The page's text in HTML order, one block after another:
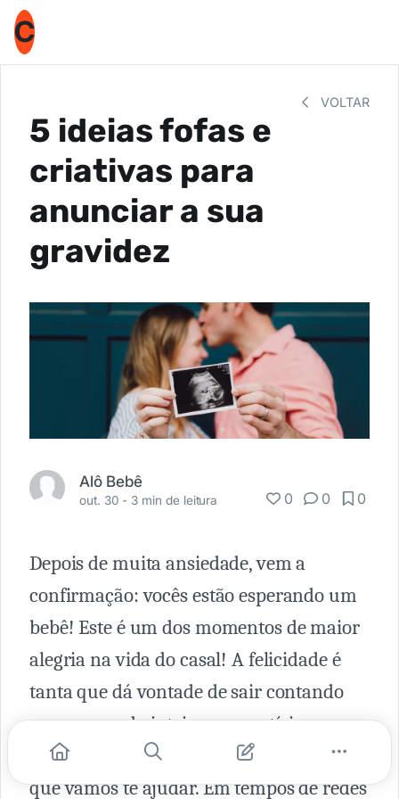
C
VOLTAR
5 ideias fofas e
criativas para
anunciar a sua
gravidez
Alô Bebê
out. 30 - 3 min de leitura 0 0 0
Depois de muita ansiedade, vem a
confirmação: vocês estão esperando um
bebê! Este é um dos momentos de maior
alegria na vida do casal! A felicidade é
tanta que dá vontade de sair contando
para o mundo inteiro essa notícia
maravilhosa! E é justamente nesta tarefa,
que vamos te ajudar. Em tempos de redes